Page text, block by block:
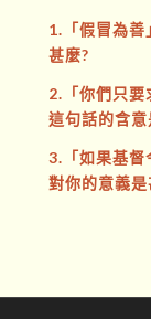
1.「假冒為善
甚麼?
2.「你們只要
這句話的含
3.「如果基督
對你的意義是